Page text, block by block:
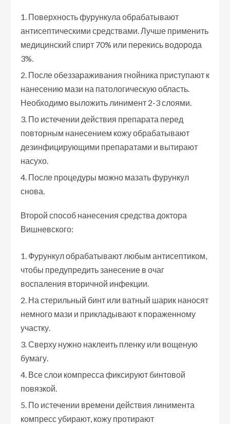
Поверхность фурункула обрабатывают
антисептическими средствами. Лучше применить
медицинский спирт 70% или перекись водорода
3%.
После обеззараживания гнойника приступают к
нанесению мази на патологическую область.
Необходимо выложить линимент 2-3 слоями.
По истечении действия препарата перед
повторным нанесением кожу обрабатывают
дезинфицирующими препаратами и вытирают
насухо.
После процедуры можно мазать фурункул
снова.
Второй способ нанесения средства доктора
Вишневского:
Фурункул обрабатывают любым антисептиком,
чтобы предупредить занесение в очаг
воспаления вторичной инфекции.
На стерильный бинт или ватный шарик наносят
немного мази и прикладывают к пораженному
участку.
Сверху нужно наклеить пленку или вощеную
бумагу.
Все слои компресса фиксируют бинтовой
повязкой.
По истечении времени действия линимента
компресс убирают, кожу протирают